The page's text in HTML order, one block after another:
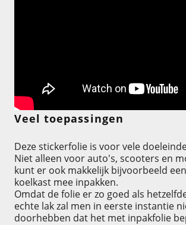
Veel toepassingen
Deze stickerfolie is voor vele
Niet alleen voor auto's, scooters en
kunt er ook makkelijk bijvoorbeeld
koelkast mee inpakken.
Omdat de folie er zo goed als
echte lak zal men in eerste instantie
doorhebben dat het met inpakfolie